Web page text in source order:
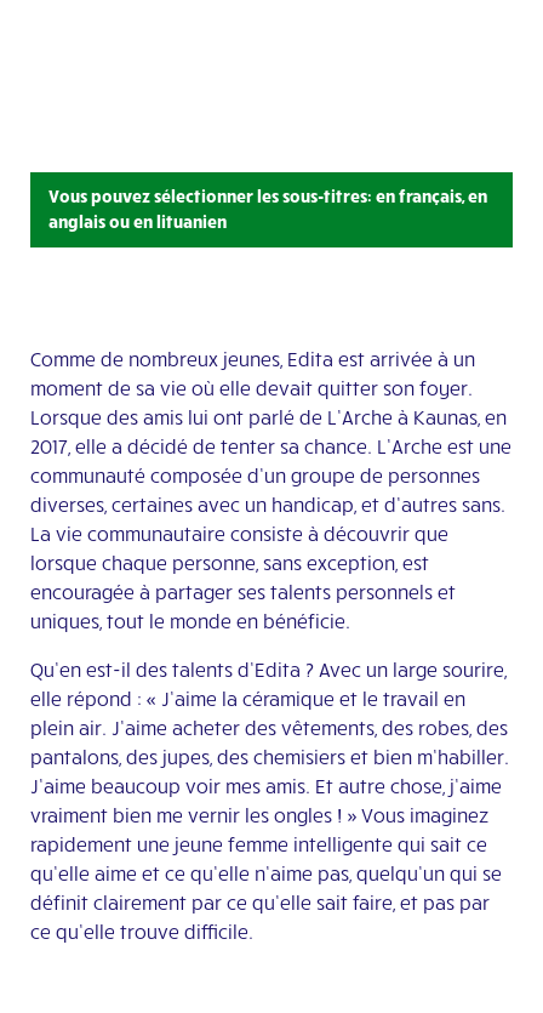
Vous pouvez sélectionner les sous-titres: en français, en
anglais ou en lituanien
Comme de nombreux jeunes, Edita est arrivée à un
moment de sa vie où elle devait quitter son foyer.
Lorsque des amis lui ont parlé de L’Arche à Kaunas, en
2017, elle a décidé de tenter sa chance. L’Arche est une
communauté composée d’un groupe de personnes
diverses, certaines avec un handicap, et d’autres sans.
La vie communautaire consiste à découvrir que
lorsque chaque personne, sans exception, est
encouragée à partager ses talents personnels et
uniques, tout le monde en bénéficie.
Qu’en est-il des talents d’Edita ? Avec un large sourire,
elle répond : « J’aime la céramique et le travail en
plein air. J’aime acheter des vêtements, des robes, des
pantalons, des jupes, des chemisiers et bien m’habiller.
J’aime beaucoup voir mes amis. Et autre chose, j’aime
vraiment bien me vernir les ongles ! » Vous imaginez
rapidement une jeune femme intelligente qui sait ce
qu’elle aime et ce qu’elle n’aime pas, quelqu’un qui se
définit clairement par ce qu’elle sait faire, et pas par
ce qu’elle trouve difficile.